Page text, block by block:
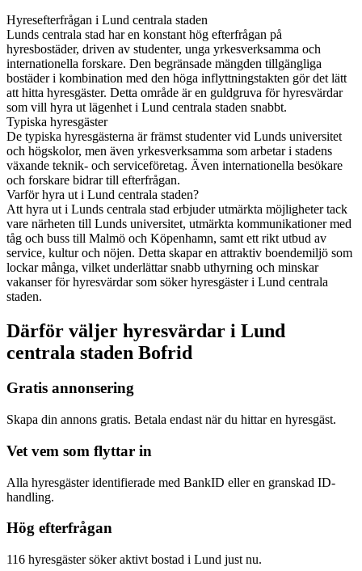
Hyresefterfrågan i Lund centrala staden
Lunds centrala stad har en konstant hög efterfrågan på
hyresbostäder, driven av studenter, unga yrkesverksamma och
internationella forskare. Den begränsade mängden tillgängliga
bostäder i kombination med den höga inflyttningstakten gör det lätt
att hitta hyresgäster. Detta område är en guldgruva för hyresvärdar
som vill hyra ut lägenhet i Lund centrala staden snabbt.
Typiska hyresgäster
De typiska hyresgästerna är främst studenter vid Lunds universitet
och högskolor, men även yrkesverksamma som arbetar i stadens
växande teknik- och serviceföretag. Även internationella besökare
och forskare bidrar till efterfrågan.
Varför hyra ut i Lund centrala staden?
Att hyra ut i Lunds centrala stad erbjuder utmärkta möjligheter tack
vare närheten till Lunds universitet, utmärkta kommunikationer med
tåg och buss till Malmö och Köpenhamn, samt ett rikt utbud av
service, kultur och nöjen. Detta skapar en attraktiv boendemiljö som
lockar många, vilket underlättar snabb uthyrning och minskar
vakanser för hyresvärdar som söker hyresgäster i Lund centrala
staden.
Därför väljer hyresvärdar i Lund
centrala staden Bofrid
Gratis annonsering
Skapa din annons gratis. Betala endast när du hittar en hyresgäst.
Vet vem som flyttar in
Alla hyresgäster identifierade med BankID eller en granskad ID-
handling.
Hög efterfrågan
116 hyresgäster söker aktivt bostad i Lund just nu.